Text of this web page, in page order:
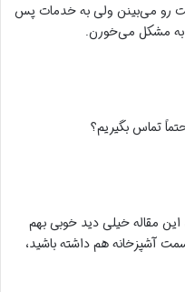
رو می‌بینن ولی به خدمات پس
به مشکل می‌خورن.
تماس بگیریم؟
مقاله خیلی دید خوبی بهم
آشپزخانه هم داشته باشید،